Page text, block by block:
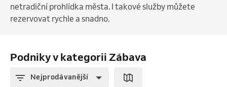
netradiční prohlídka města. I takové služby můžete
rezervovat rychle a snadno.
Podniky v kategorii Zábava
Nejprodávanější